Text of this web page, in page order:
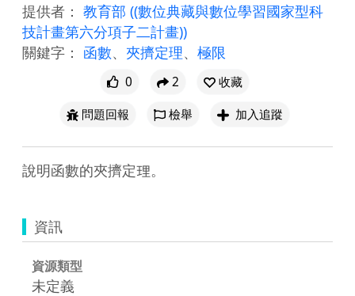
提供者： 教育部 ((數位典藏與數位學習國家型科
技計畫第六分項子二計畫))
關鍵字： 函數、 夾擠定理、 極限
0 2
收藏
問題回報
檢舉 加入追蹤
說明函數的夾擠定理。
資訊
資源類型
未定義